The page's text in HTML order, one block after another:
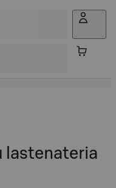
lastenateria